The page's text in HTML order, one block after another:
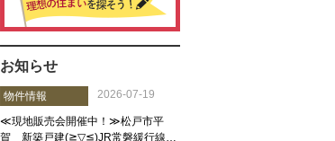
お知らせ